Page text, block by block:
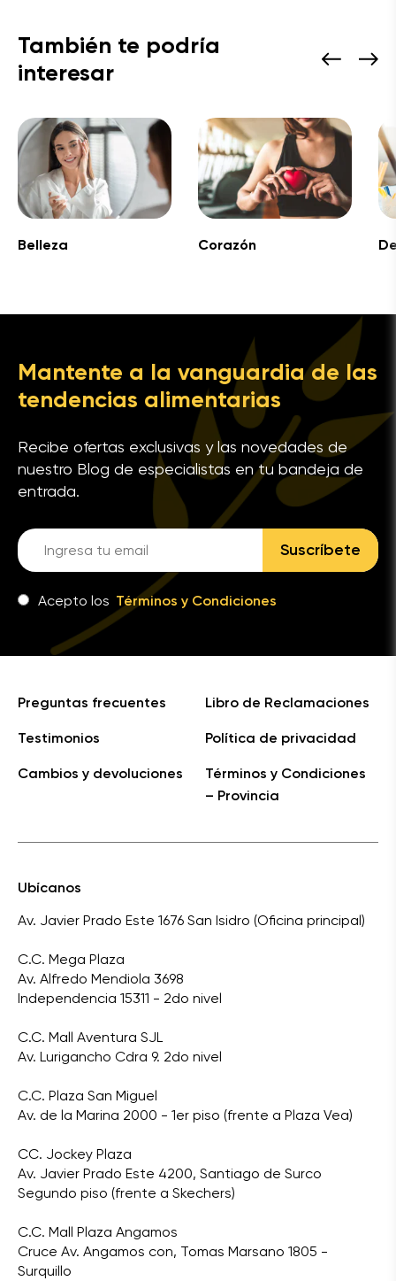
También te podría
interesar
Belleza Corazón
Mantente a la vanguardia de las
tendencias alimentarias
Recibe ofertas exclusivas y las novedades de
nuestro Blog de especialistas en tu bandeja de
entrada.
Suscríbete
Acepto los Términos y Condiciones
Preguntas frecuentes
Testimonios
Cambios y devoluciones
Libro de Reclamaciones
Política de privacidad
Términos y Condiciones
– Provincia
Ubícanos
Av. Javier Prado Este 1676 San Isidro (Oficina principal)
C.C. Mega Plaza
Av. Alfredo Mendiola 3698
Independencia 15311 - 2do nivel
C.C. Mall Aventura SJL
Av. Lurigancho Cdra 9. 2do nivel
C.C. Plaza San Miguel
Av. de la Marina 2000 - 1er piso (frente a Plaza Vea)
CC. Jockey Plaza
Av. Javier Prado Este 4200, Santiago de Surco
Segundo piso (frente a Skechers)
C.C. Mall Plaza Angamos
Cruce Av. Angamos con, Tomas Marsano 1805 -
Surquillo